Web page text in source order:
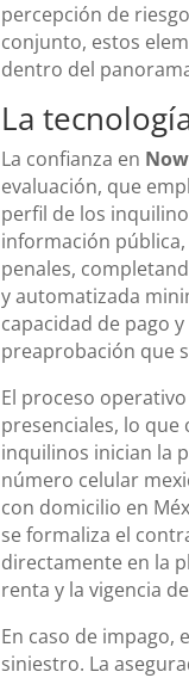
percepción de
conjunto, estos
dentro del
La
La confianza en
evaluación, que
perfil de los
información
penales,
y automatizada
capacidad de pago
preaprobación que
El proceso
presenciales, lo que
inquilinos inician la
número celular
con domicilio en
se formaliza el
directamente en la
renta y la vigencia
En caso de
siniestro. La